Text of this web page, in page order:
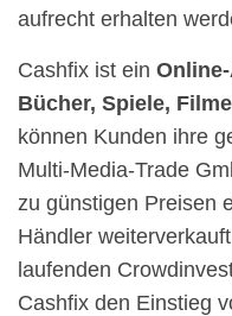
aufrecht erhalten
Cashfix ist ein
Bücher, Spiele,
können Kunden ihre
Multi-Media-Trade
zu günstigen Preisen
Händler
laufenden
Cashfix den Einstieg